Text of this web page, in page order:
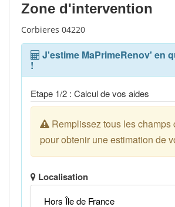
Zone d'intervention
Corbieres 04220